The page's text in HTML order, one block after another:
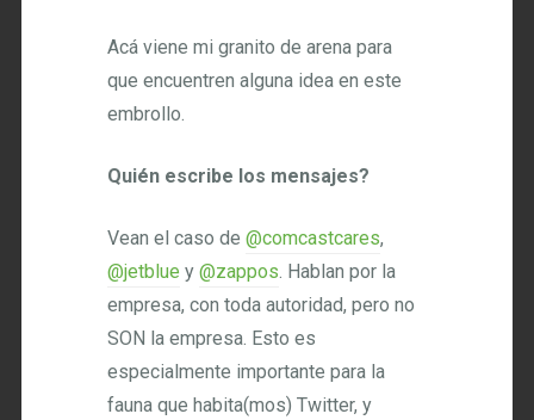
Acá viene mi granito de arena para
que encuentren alguna idea en este
embrollo.
Quién escribe los mensajes?
Vean el caso de@comcastcares,
@jetblue y@zappos. Hablan por la
empresa, con toda autoridad, pero no
SON la empresa. Esto es
especialmente importante para la
fauna que habita(mos) Twitter, y